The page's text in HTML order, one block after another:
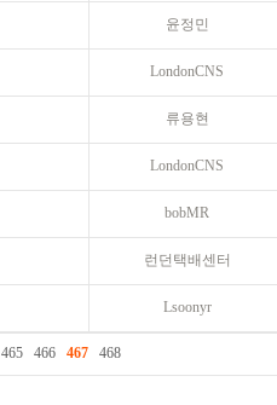
윤정민
LondonCNS
류용현
LondonCNS
bobMR
런던택배센터
Lsoonyr
465 466 467 468